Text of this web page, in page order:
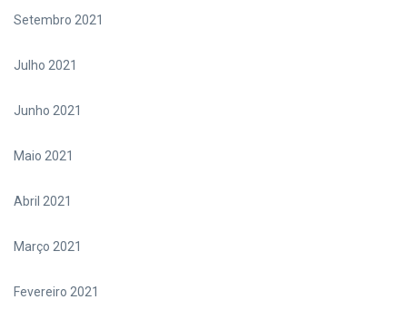
Setembro 2021
Julho 2021
Junho 2021
Maio 2021
Abril 2021
Março 2021
Fevereiro 2021